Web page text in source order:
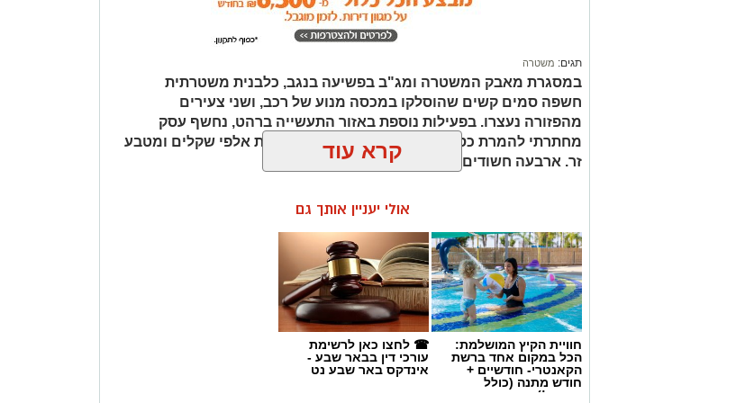
תגים: משטרה
במסגרת מאבק המשטרה ומג"ב בפשיעה בנגב, כלבנית משטרתית
חשפה סמים קשים שהוסלקו במכסה מנוע של רכב, ושני צעירים
מהפזורה נעצרו. בפעילות נוספת באזור התעשייה ברהט, נחשף עסק
מחתרתי להמרת כספים שנוהל מתוך רכב ובו עשרות אלפי שקלים ומטבע
זר. ארבעה חשודים נעצרו בסך הכל.קרא עוד
אולי יעניין אותך גם
חוויית הקיץ המושלמת:
הכל במקום אחד ברשת
הקאנטרי- חודשיים +
חודש מתנה (כולל
החגים!)
☎ לחצו כאן לרשימת
עורכי דין בבאר שבע -
אינדקס באר שבע נט